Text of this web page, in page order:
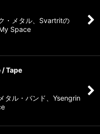
・メタル、Svartritの
Space
Tape
タル・バンド、Ysengrin